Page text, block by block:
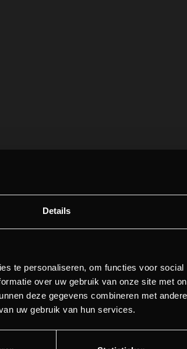
Details
te personaliseren, om functies voor
over uw gebruik van onze site met
deze gegevens combineren met
uw gebruik van hun services.